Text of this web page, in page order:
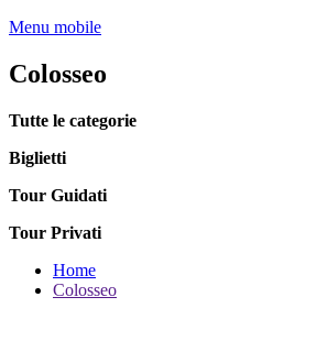
Menu mobile
Colosseo
Tutte le categorie
Biglietti
Tour Guidati
Tour Privati
Home
Colosseo